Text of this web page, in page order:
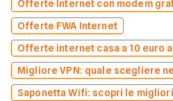
Offerte Internet con modem
Offerte FWA Internet
Offerte internet casa a 10 euro
Migliore VPN: quale scegliere
Saponetta Wifi: scopri le